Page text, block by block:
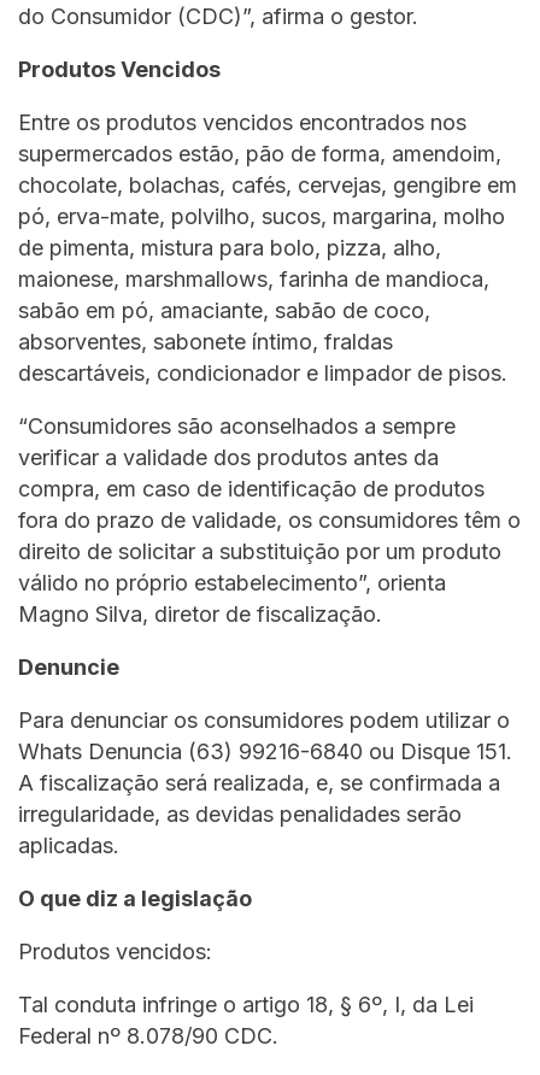
do Consumidor (CDC)”, afirma o gestor.
Produtos Vencidos
Entre os produtos vencidos encontrados nos
supermercados estão, pão de forma, amendoim,
chocolate, bolachas, cafés, cervejas, gengibre em
pó, erva-mate, polvilho, sucos, margarina, molho
de pimenta, mistura para bolo, pizza, alho,
maionese, marshmallows, farinha de mandioca,
sabão em pó, amaciante, sabão de coco,
absorventes, sabonete íntimo, fraldas
descartáveis, condicionador e limpador de pisos.
“Consumidores são aconselhados a sempre
verificar a validade dos produtos antes da
compra, em caso de identificação de produtos
fora do prazo de validade, os consumidores têm o
direito de solicitar a substituição por um produto
válido no próprio estabelecimento”, orienta
Magno Silva, diretor de fiscalização.
Denuncie
Para denunciar os consumidores podem utilizar o
Whats Denuncia (63) 99216-6840 ou Disque 151.
A fiscalização será realizada, e, se confirmada a
irregularidade, as devidas penalidades serão
aplicadas.
O que diz a legislação
Produtos vencidos:
Tal conduta infringe o artigo 18, § 6º, I, da Lei
Federal nº 8.078/90 CDC.